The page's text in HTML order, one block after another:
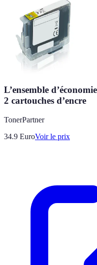
L’ensemble
2 cartouches d’encre
TonerPartner
34.9 EuroVoir le prix